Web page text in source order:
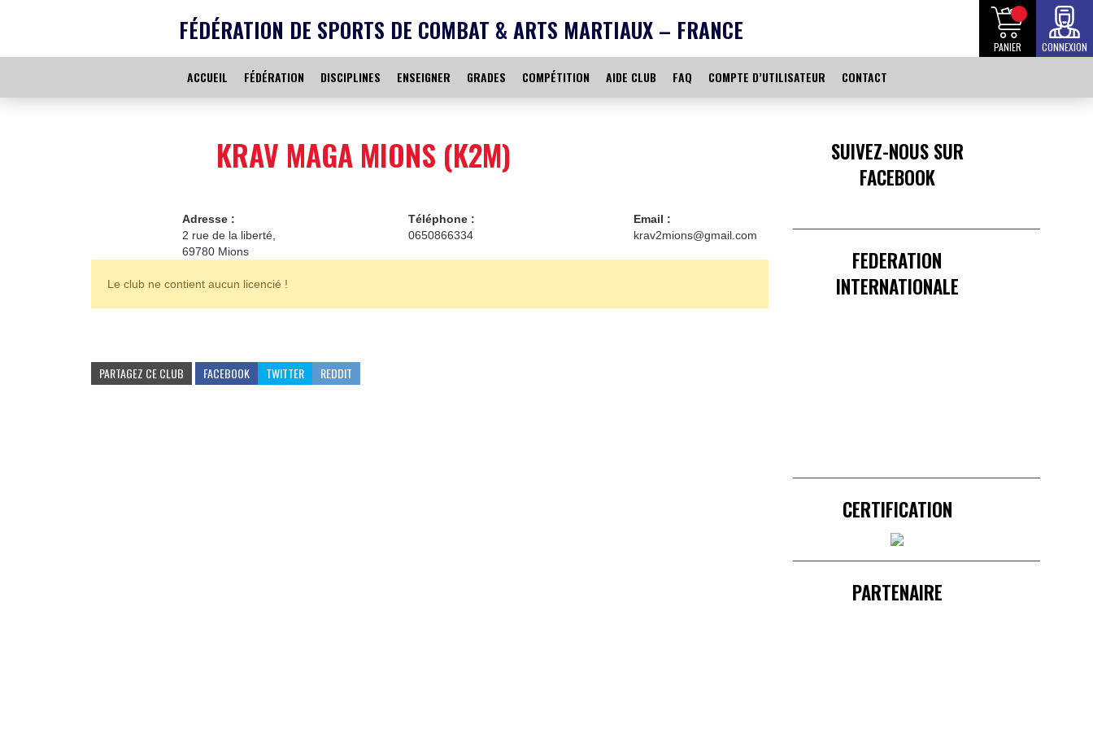
FÉDÉRATION DE SPORTS DE COMBAT & ARTS MARTIAUX – FRANCE
PANIER CONNEXION
ACCUEIL FÉDÉRATION DISCIPLINES ENSEIGNER GRADES COMPÉTITION AIDE CLUB FAQ COMPTE D’UTILISATEUR CONTACT
KRAV MAGA MIONS (K2M)
Adresse :
2 rue de la liberté,
69780 Mions
Téléphone :
0650866334
Email :
krav2mions@gmail.com
Le club ne contient aucun licencié !
PARTAGEZ CE CLUB FACEBOOK TWITTER REDDIT
SUIVEZ-NOUS SUR
FACEBOOK
FEDERATION
INTERNATIONALE
CERTIFICATION
PARTENAIRE